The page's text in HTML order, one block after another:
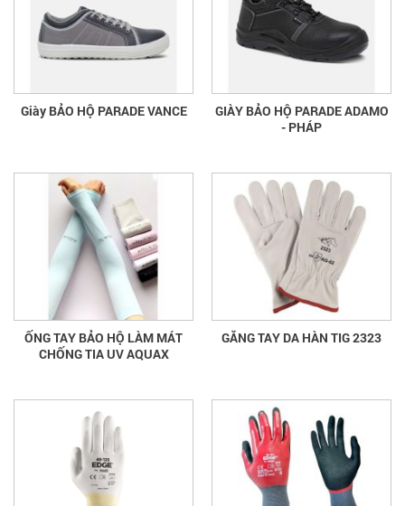
Giày BẢO HỘ PARADE VANCE
GIÀY BẢO HỘ PARADE ADAMO
- PHÁP
ỐNG TAY BẢO HỘ LÀM MÁT
CHỐNG TIA UV AQUAX
GĂNG TAY DA HÀN TIG 2323